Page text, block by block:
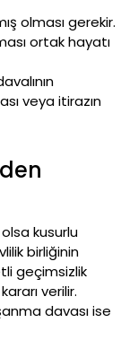
olması gerekir.
ortak hayatı
veya itirazın
kusurlu
birliğinin
geçimsizlik
verilir.
davası ise